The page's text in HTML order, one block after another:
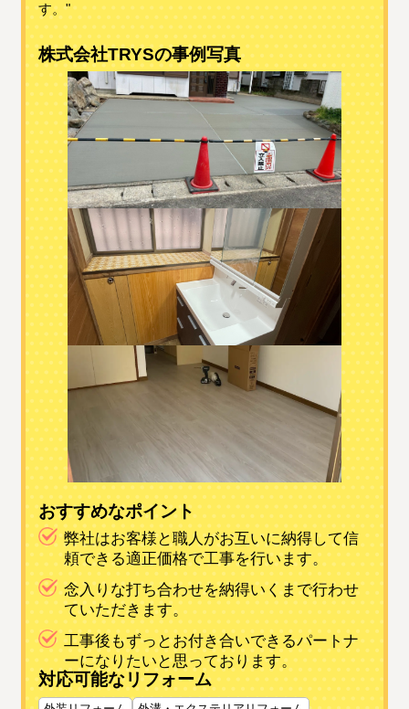
す。"
株式会社TRYSの事例写真
おすすめなポイント
弊社はお客様と職人がお互いに納得して信
頼できる適正価格で工事を行います。
念入りな打ち合わせを納得いくまで行わせ
ていただきます。
工事後もずっとお付き合いできるパートナ
ーになりたいと思っております。
対応可能なリフォーム